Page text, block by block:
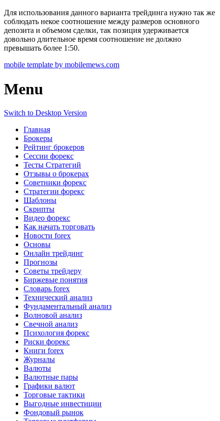
Для использования данного варианта трейдинга нужно так же
соблюдать некое соотношение между размеров основного
депозита и объемом сделки, так позиция удерживается
довольно длительное время соотношение не должно
превышать более 1:50.
mobile template by mobilemews.com
Menu
Switch to Desktop Version
Главная
Брокеры
Рейтинг брокеров
Сессии форекс
Тесты Стратегий
Отзывы о брокерах
Советники форекс
Стратегии форекс
Шаблоны
Скрипты
Видео форекс
Как начать торговать
Новости forex
Основы
Онлайн трейдинг
Прогнозы
Советы трейдеру
Биржевые понятия
Словарь forex
Технический анализ
Фундаментальный анализ
Волновой анализ
Свечной анализ
Психология форекс
Риски форекс
Книги forex
Журналы
Валюты
Валютные пары
Графики валют
Торговые тактики
Выгодные инвестиции
Фондовый рынок